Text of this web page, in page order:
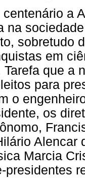
a
na
sobretudo
em
que a
para
o
os
Alencar
Marcia
presidentes